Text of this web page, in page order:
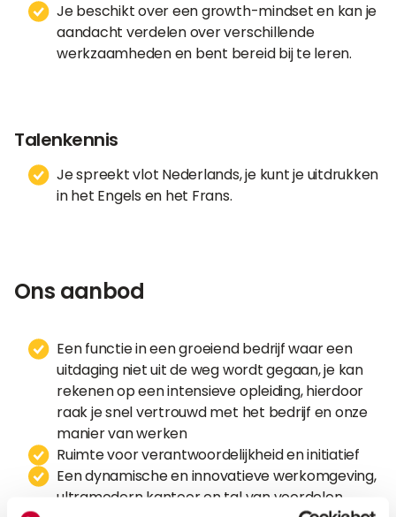
Je beschikt over een growth-mindset en kan je
aandacht verdelen over verschillende
werkzaamheden en bent bereid bij te leren.
Talenkennis
Je spreekt vlot Nederlands, je kunt je uitdrukken
in het Engels en het Frans.
Ons aanbod
Een functie in een groeiend bedrijf waar een
uitdaging niet uit de weg wordt gegaan, je kan
rekenen op een intensieve opleiding, hierdoor
raak je snel vertrouwd met het bedrijf en onze
manier van werken
Ruimte voor verantwoordelijkheid en initiatief
Een dynamische en innovatieve werkomgeving,
ultramodern kantoor en tal van voordelen